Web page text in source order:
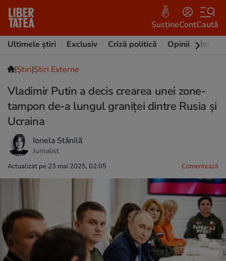
SusțineContCaută
Ultimele știri
Exclusiv Criză politică Opinii
|Ştiri|Știri Externe
Vladimir Putin a decis crearea unei zone-
tampon de-a lungul graniței dintre Rusia și
Ucraina
Ionela Stănilă
Jurnalist
Actualizat pe 23 mai 2025, 02:05 Comentează